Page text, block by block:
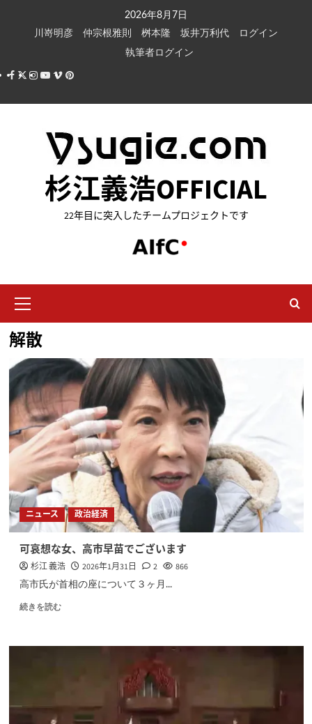
キ
2026年8月7日
川嵜明彦
仲宗根雅則 桝本隆 坂井万利代
ログイン
執筆者ログイン
Facebook
X Instagram
Youtube
VimeoPinterest
杉江義浩OFFICIAL
22年目に突入したチームプロジェクトです
イ
ン
メ
ュ
ー
解散
ニュース 政治経済
可哀想な女、高市早苗でございます
杉江 義浩 2026年1月31日 2 866
高市氏が首相の座について３ヶ月...
続きを読む